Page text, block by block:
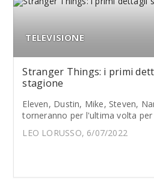
TELEVISIONE
Stranger Things: i primi
stagione
Eleven, Dustin, Mike, Steven,
torneranno per l'ultima volta
LEO LORUSSO, 6/07/2022